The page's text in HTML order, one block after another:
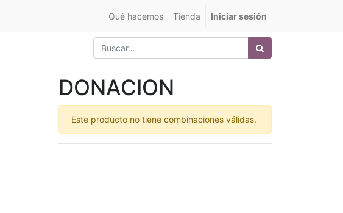
Qué hacemos Tienda Iniciar sesión
DONACION
Este producto no tiene combinaciones válidas.